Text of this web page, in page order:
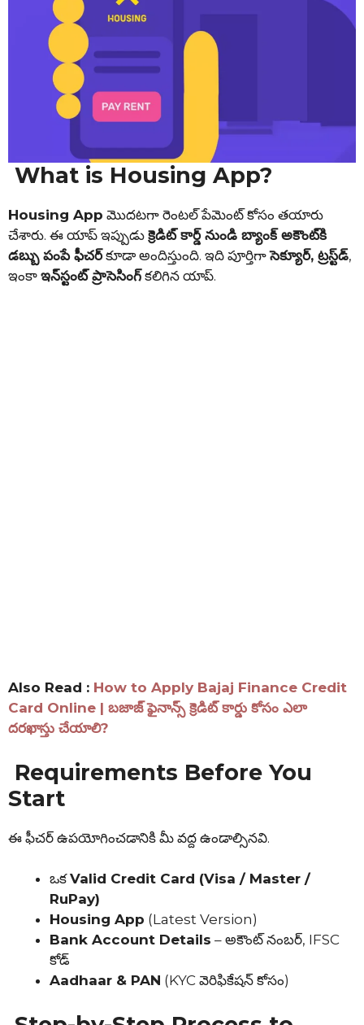
What is Housing App?
Housing App మొదటగా రెంటల్ పేమెంట్ కోసం తయారు
చేశారు. ఈ యాప్ ఇప్పుడు క్రెడిట్ కార్డ్ నుండి బ్యాంక్ అకౌంట్‌కి
డబ్బు పంపే ఫీచర్కూడా అందిస్తుంది. ఇది పూర్తిగాసెక్యూర్, ట్రస్ట్‌డ్,
ఇంకా ఇన్‌స్టంట్ ప్రాసెసింగ్కలిగిన యాప్‌.
Also Read : How to Apply Bajaj Finance Credit
Card Online | బజాజ్ ఫైనాన్స్ క్రెడిట్ కార్డు కోసం ఎలా
దరఖాస్తు చేయాలి?
Requirements Before You
Start
ఈ ఫీచర్ ఉపయోగించడానికి మీ వద్ద ఉండాల్సినవి.
ఒకValid Credit Card (Visa / Master /
RuPay)
Housing App (Latest Version)
Bank Account Details – అకౌంట్ నంబర్, IFSC
కోడ్
Aadhaar & PAN (KYC వెరిఫికేషన్ కోసం)